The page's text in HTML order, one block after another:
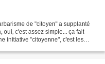
de "citoyen" a supplanté
oui, c'est assez simple... ça fait
initiative "citoyenne", c'est les